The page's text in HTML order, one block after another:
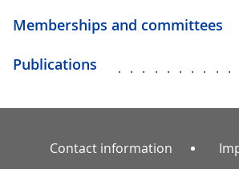
Memberships and committees
Publications
Contact information